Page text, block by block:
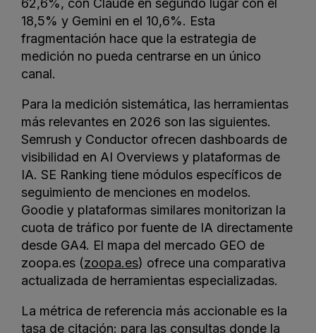
18,5% y Gemini en el 10,6%. Esta
fragmentación hace que la estrategia de
medición no pueda centrarse en un único
canal.
Para la medición sistemática, las herramientas
más relevantes en 2026 son las siguientes.
Semrush y Conductor ofrecen dashboards de
visibilidad en AI Overviews y plataformas de
IA. SE Ranking tiene módulos específicos de
seguimiento de menciones en modelos.
Goodie y plataformas similares monitorizan la
cuota de tráfico por fuente de IA directamente
desde GA4. El mapa del mercado GEO de
zoopa.es (zoopa.es) ofrece una comparativa
actualizada de herramientas especializadas.
La métrica de referencia más accionable es la
tasa de citación: para las consultas donde la